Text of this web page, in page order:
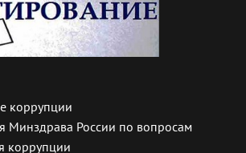
коррупции
Минздрава России по вопросам
коррупции